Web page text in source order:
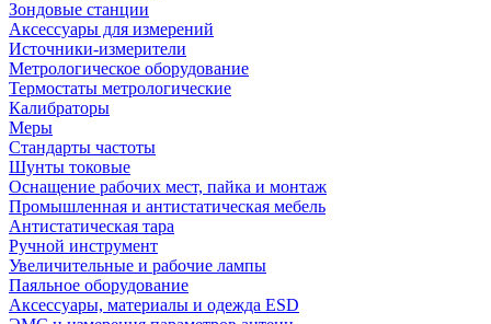
Зондовые станции
Аксессуары для измерений
Источники-измерители
Метрологическое оборудование
Термостаты метрологические
Калибраторы
Меры
Стандарты частоты
Шунты токовые
Оснащение рабочих мест, пайка и монтаж
Промышленная и антистатическая мебель
Антистатическая тара
Ручной инструмент
Увеличительные и рабочие лампы
Паяльное оборудование
Аксессуары, материалы и одежда ESD